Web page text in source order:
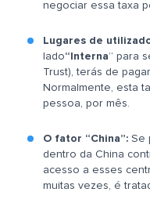
negociar essa taxa
Lugares de
lado“Interna” para
Trust), terás de
Normalmente, esta
pessoa, por mês.
O fator “China”: Se
dentro da China
acesso a esses
muitas vezes, é